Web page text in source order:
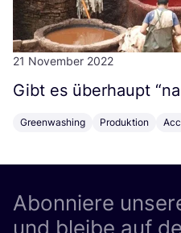
21 November 2022
Gibt es über­haupt “
Greenwashing Produktion
Abonniere
und bleibe auf